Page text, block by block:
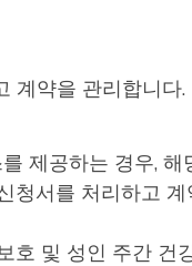
계약을 관리합니다.
제공하는 경우, 해
청서를 처리하고
호 및 성인 주간 건